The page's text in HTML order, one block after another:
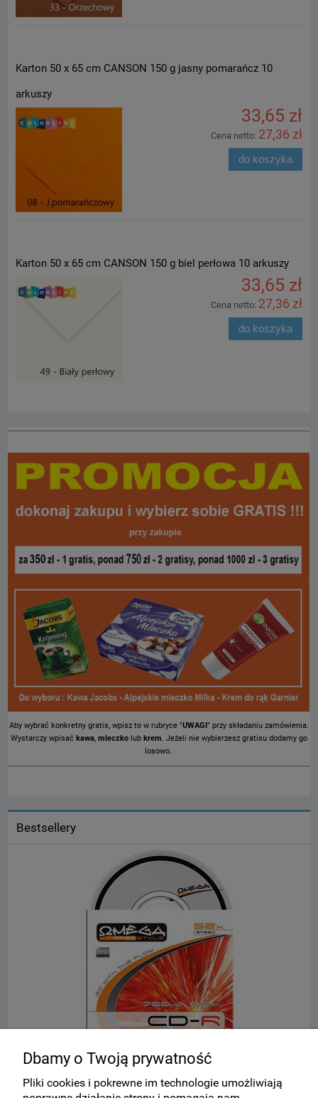
Karton 50 x 65 cm CANSON 150 g jasny pomarańcz 10
arkuszy
33,65 zł
Cena netto: 27,36 zł
do koszyka
Karton 50 x 65 cm CANSON 150 g biel perłowa 10 arkuszy
33,65 zł
Cena netto: 27,36 zł
do koszyka
Aby wybrać konkretny gratis, wpisz to w rubryce "UWAGI " przy składaniu zamówienia.
Wystarczy wpisać kawa, mleczko lub krem. Jeżeli nie wybierzesz gratisu dodamy go
losowo.
Bestsellery
(!) Płyta CD-R w kopercie OMEGA
Dbamy o Twoją prywatność
Pliki cookies i pokrewne im technologie umożliwiają